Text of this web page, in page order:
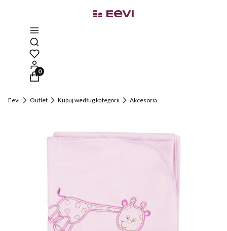
Otwórz wyszukiwarkę
Produkty w koszyku: 0. Zobacz szczegóły
Eevi Outlet Kupuj według kategorii Akcesoria